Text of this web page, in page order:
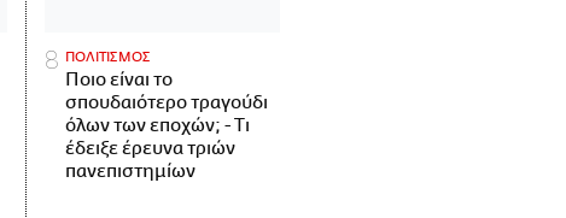
ΠΟΛΙΤΙΣΜΟΣ
Ποιο είναι το
σπουδαιότερο τραγούδι
όλων των εποχών; - Τι
έδειξε έρευνα τριών
πανεπιστημίων